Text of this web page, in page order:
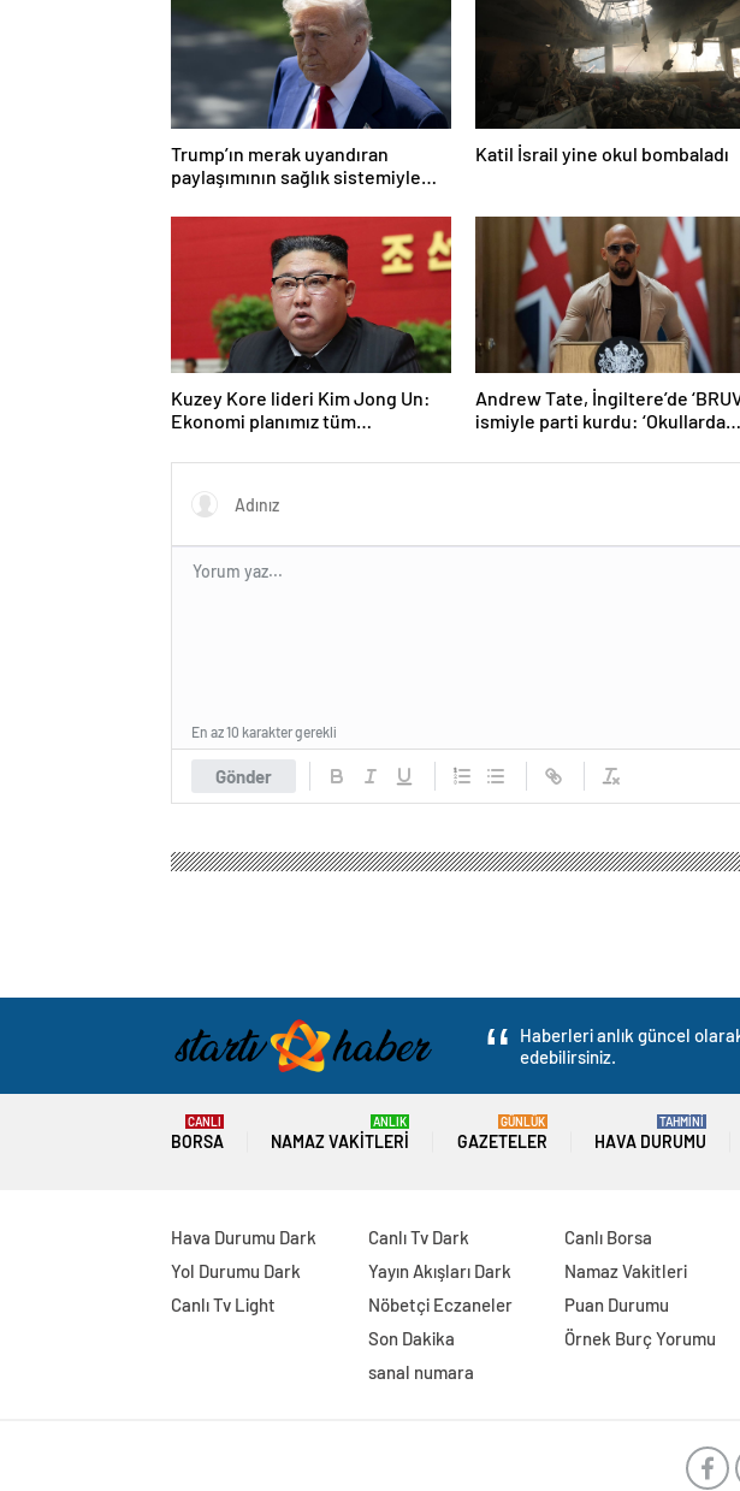
Trump’ın merak uyandıran
paylaşımının sağlık sistemiyle
Katil İsrail yine okul bombaladı
Kuzey Kore lideri Kim Jong Un:
Ekonomi planımız tüm
Andrew Tate, İngiltere’de
ismiyle parti kurdu: ‘Okullarda
yasaklayacağız’
Gönder
En az 10 karakter gerekli
Haberleri anlık güncel
edebilirsiniz.
BORSA
CANLI
NAMAZ VAKITLERI
ANLIK
GAZETELER
GÜNLÜK
HAVA DURUMU
TAHMİNİ
Hava Durumu Dark
Yol Durumu Dark
Canlı Tv Light
Canlı Tv Dark
Yayın Akışları Dark
Nöbetçi Eczaneler
Son Dakika
sanal numara
Canlı Borsa
Namaz Vakitleri
Puan Durumu
Örnek Burç Yorumu